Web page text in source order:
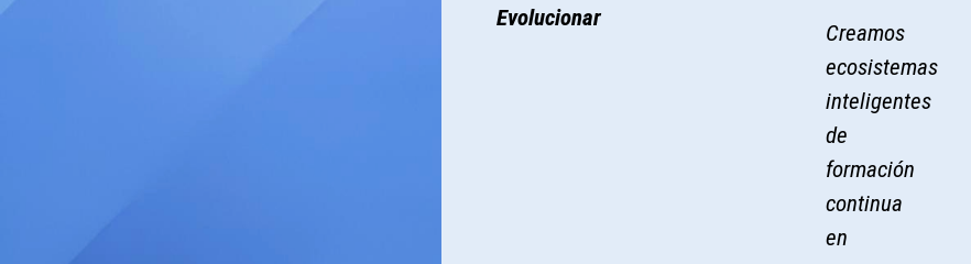
Evolucionar
Creamos
ecosistemas
inteligentes
de
formación
continua
en